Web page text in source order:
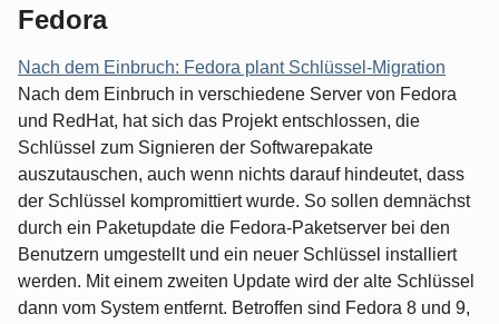
Fedora
Nach dem Einbruch: Fedora plant Schlüssel-Migration
Nach dem Einbruch in verschiedene Server von Fedora
und RedHat, hat sich das Projekt entschlossen, die
Schlüssel zum Signieren der Softwarepakate
auszutauschen, auch wenn nichts darauf hindeutet, dass
der Schlüssel kompromittiert wurde. So sollen demnächst
durch ein Paketupdate die Fedora-Paketserver bei den
Benutzern umgestellt und ein neuer Schlüssel installiert
werden. Mit einem zweiten Update wird der alte Schlüssel
dann vom System entfernt. Betroffen sind Fedora 8 und 9,